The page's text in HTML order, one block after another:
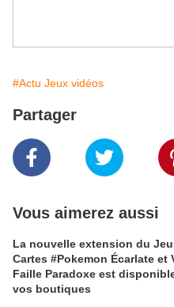
#Actu Jeux vidéos
Partager
Vous aimerez aussi
La nouvelle extension du
Cartes #Pokemon Écarlate et
Faille Paradoxe est
vos boutiques